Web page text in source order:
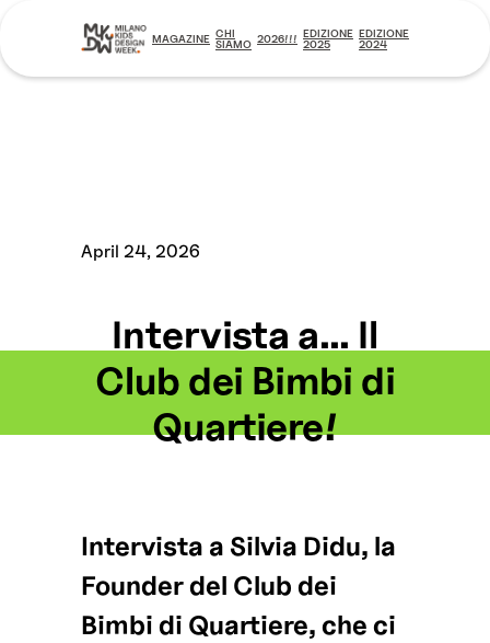
MAGAZINE CHI
SIAMO 2026!!! EDIZIONE
2025
EDIZIONE
2024
April 24, 2026
Intervista a... Il
Club dei Bimbi di
Quartiere!
Intervista a Silvia Didu, la
Founder del Club dei
Bimbi di Quartiere, che ci